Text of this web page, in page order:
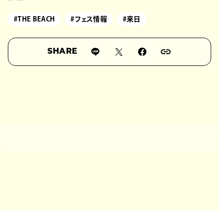
#THE BEACH #フェス情報 #来日
SHARE